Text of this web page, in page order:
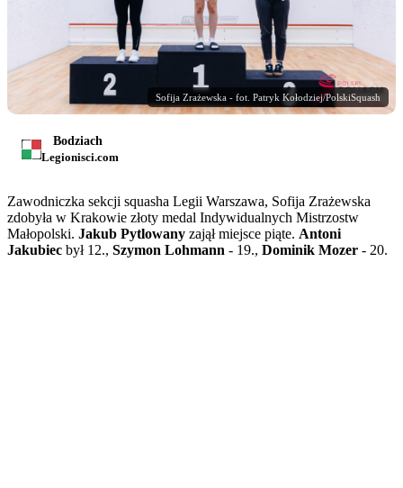
Sofija Zrażewska - fot. Patryk Kołodziej/PolskiSquash
Bodziach
Legionisci.com
Zawodniczka sekcji squasha Legii Warszawa, Sofija Zrażewska
zdobyła w Krakowie złoty medal Indywidualnych Mistrzostw
Małopolski. Jakub Pytlowany zajął miejsce piąte. Antoni
Jakubiec był 12., Szymon Lohmann - 19., Dominik Mozer - 20.